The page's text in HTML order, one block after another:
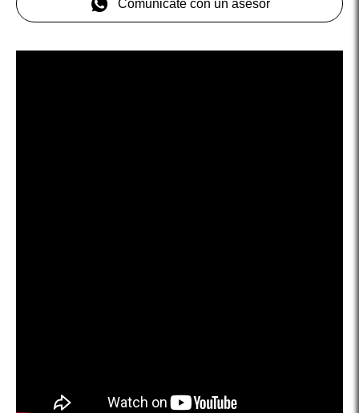
Comunicate con un asesor